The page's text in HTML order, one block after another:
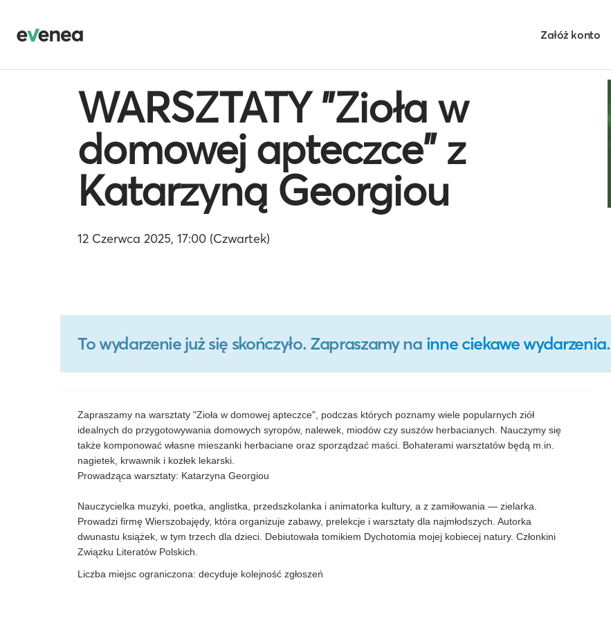
Załóż konto
WARSZTATY "Zioła w
domowej apteczce" z
Katarzyną Georgiou
12 Czerwca 2025, 17:00 (Czwartek)
To wydarzenie już się skończyło. Zapraszamy na inne ciekawe wydarzenia.
Zapraszamy na warsztaty "Zioła w domowej apteczce", podczas których poznamy wiele popularnych ziół
idealnych do przygotowywania domowych syropów, nalewek, miodów czy suszów herbacianych. Nauczymy się
także komponować własne mieszanki herbaciane oraz sporządzać maści. Bohaterami warsztatów będą m.in.
nagietek, krwawnik i kozłek lekarski.
Prowadząca warsztaty: Katarzyna Georgiou
Nauczycielka muzyki, poetka, anglistka, przedszkolanka i animatorka kultury, a z zamiłowania — zielarka.
Prowadzi firmę Wierszobajędy, która organizuje zabawy, prelekcje i warsztaty dla najmłodszych. Autorka
dwunastu książek, w tym trzech dla dzieci. Debiutowała tomikiem Dychotomia mojej kobiecej natury. Członkini
Związku Literatów Polskich.
Liczba miejsc ograniczona: decyduje kolejność zgłoszeń